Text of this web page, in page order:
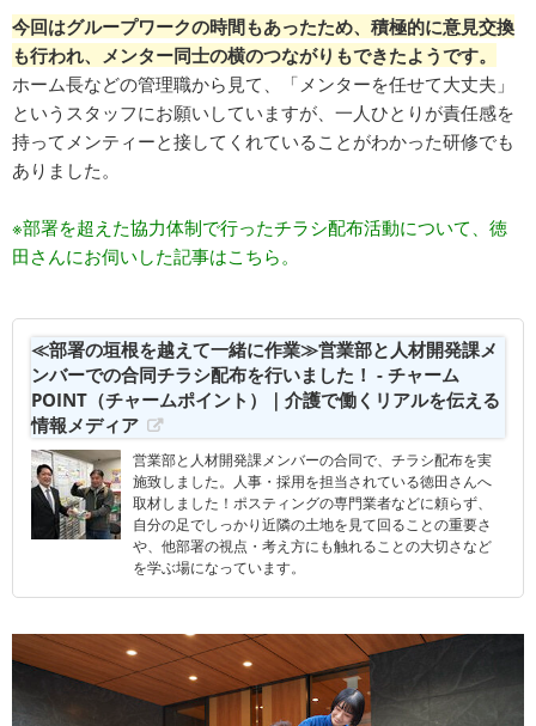
今回はグループワークの時間もあったため、積極的に意見交換
も行われ、メンター同士の横のつながりもできたようです。
ホーム長などの管理職から見て、「メンターを任せて大丈夫」
というスタッフにお願いしていますが、一人ひとりが責任感を
持ってメンティーと接してくれていることがわかった研修でも
ありました。
※部署を超えた協力体制で行ったチラシ配布活動について、徳
田さんにお伺いした記事はこちら。
≪部署の垣根を越えて一緒に作業≫営業部と人材開発課メ
ンバーでの合同チラシ配布を行いました！ - チャーム
POINT（チャームポイント）｜介護で働くリアルを伝える
情報メディア
営業部と人材開発課メンバーの合同で、チラシ配布を実
施致しました。人事・採用を担当されている徳田さんへ
取材しました！ポスティングの専門業者などに頼らず、
自分の足でしっかり近隣の土地を見て回ることの重要さ
や、他部署の視点・考え方にも触れることの大切さなど
を学ぶ場になっています。